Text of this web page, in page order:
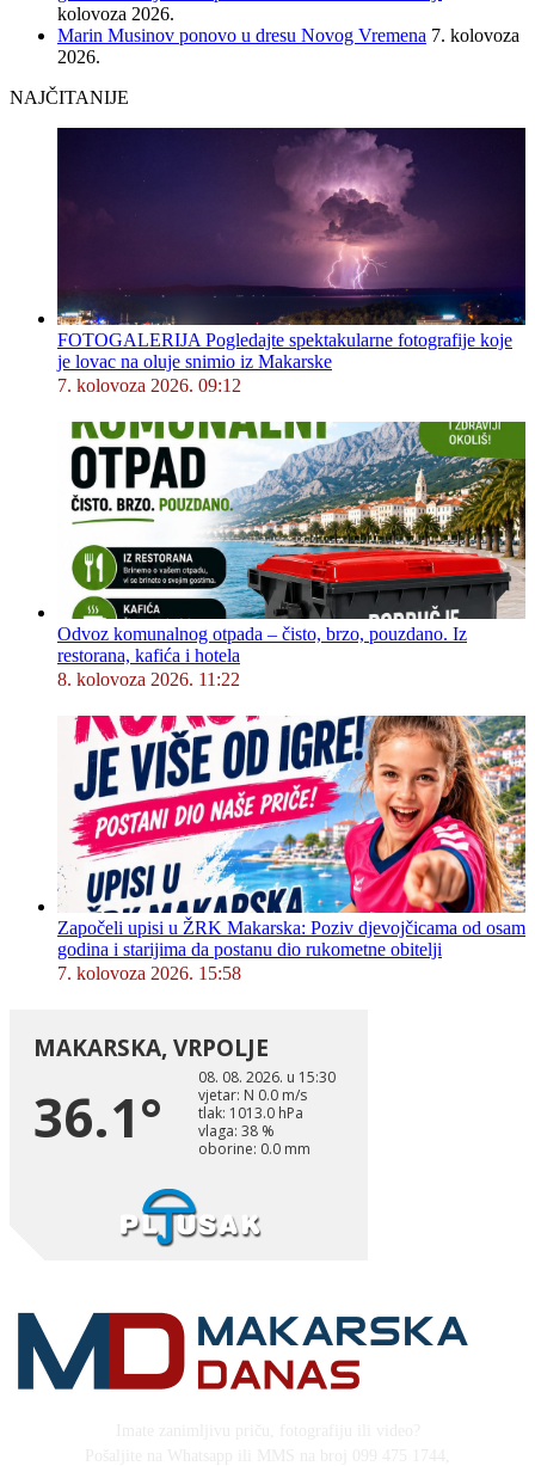
kolovoza 2026.
Marin Musinov ponovo u dresu Novog Vremena 7. kolovoza
2026.
NAJČITANIJE
FOTOGALERIJA Pogledajte spektakularne fotografije koje
je lovac na oluje snimio iz Makarske
7. kolovoza 2026. 09:12
Odvoz komunalnog otpada – čisto, brzo, pouzdano. Iz
restorana, kafića i hotela
8. kolovoza 2026. 11:22
Započeli upisi u ŽRK Makarska: Poziv djevojčicama od osam
godina i starijima da postanu dio rukometne obitelji
7. kolovoza 2026. 15:58